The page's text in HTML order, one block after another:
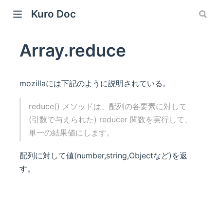
Kuro Doc
Array.reduce
mozillaには下記のように説明されている。
reduce() メソッドは、配列の各要素に対して
(引数で与えられた) reducer 関数を実行して、
単一の結果値にします。
配列に対して値(number,string,Objectなど)を返
す。